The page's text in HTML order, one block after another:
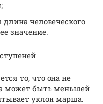
человеческого
значение.
то, что она не
может быть меньшей
уклон марша.